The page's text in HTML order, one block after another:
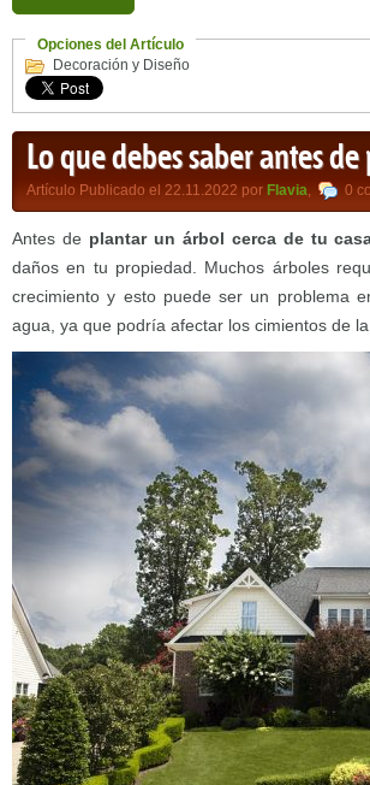
Opciones del Artículo
Decoración y Diseño
Lo que debes saber antes
Artículo Publicado el 22.11.2022 por Flavia 0
Antes de plantar un árbol cerca de tu
daños en tu propiedad. Muchos árboles
crecimiento y esto puede ser un problema
agua, ya que podría afectar los cimientos de